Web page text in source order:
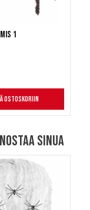
1
ostoskoriin
sinua